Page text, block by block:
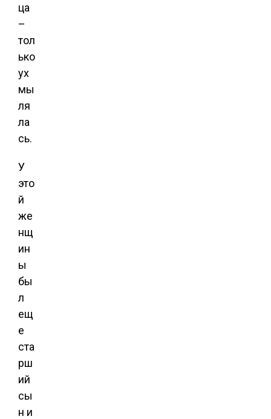
ца
–
тол
ько
ух
мы
ля
ла
сь.
У
это
й
же
нщ
ин
ы
бы
л
ещ
е
ста
рш
ий
сы
н и